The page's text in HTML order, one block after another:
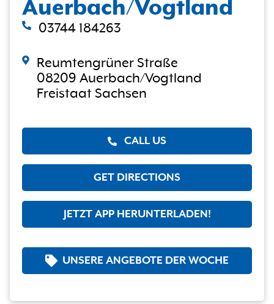
Auerbach/Vogtland
03744 184263
Reumtengrüner Straße
08209 Auerbach/Vogtland
Freistaat Sachsen
CALL US
GET DIRECTIONS
JETZT APP HERUNTERLADEN!
UNSERE ANGEBOTE DER WOCHE